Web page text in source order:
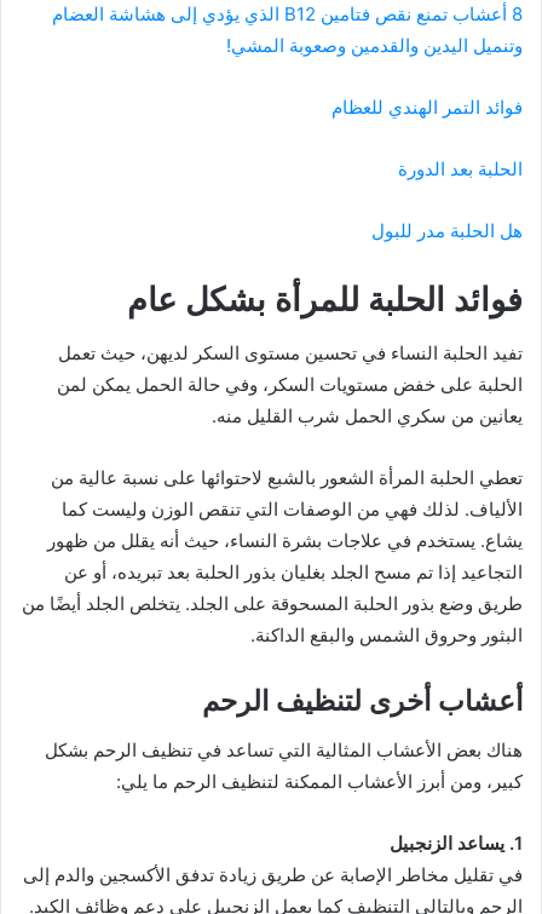
8 أعشاب تمنع نقص فتامين B12 الذي يؤدي إلى هشاشة العضام
وتنميل اليدين والقدمين وصعوبة المشي!
فوائد التمر الهندي للعظام
الحلبة بعد الدورة
هل الحلبة مدر للبول
فوائد الحلبة للمرأة بشكل عام
تفيد الحلبة النساء في تحسين مستوى السكر لديهن، حيث تعمل
الحلبة على خفض مستويات السكر، وفي حالة الحمل يمكن لمن
يعانين من سكري الحمل شرب القليل منه.
تعطي الحلبة المرأة الشعور بالشبع لاحتوائها على نسبة عالية من
الألياف. لذلك فهي من الوصفات التي تنقص الوزن وليست كما
يشاع. يستخدم في علاجات بشرة النساء، حيث أنه يقلل من ظهور
التجاعيد إذا تم مسح الجلد بغليان بذور الحلبة بعد تبريده، أو عن
طريق وضع بذور الحلبة المسحوقة على الجلد. يتخلص الجلد أيضًا من
البثور وحروق الشمس والبقع الداكنة.
أعشاب أخرى لتنظيف الرحم
هناك بعض الأعشاب المثالية التي تساعد في تنظيف الرحم بشكل
كبير، ومن أبرز الأعشاب الممكنة لتنظيف الرحم ما يلي:
1. يساعد الزنجبيل
في تقليل مخاطر الإصابة عن طريق زيادة تدفق الأكسجين والدم إلى
الرحم وبالتالي التنظيف كما يعمل الزنجبيل على دعم وظائف الكبد.